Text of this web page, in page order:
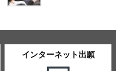
インターネット出願